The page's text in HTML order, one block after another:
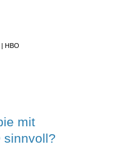
HBO
mit
sinnvoll?